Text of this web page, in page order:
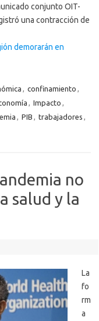
conjunto OIT-
una contracción de
demorarán en
, confinamiento ,
, Impacto ,
, PIB , trabajadores ,
no
salud y la
La
fo
rm
a